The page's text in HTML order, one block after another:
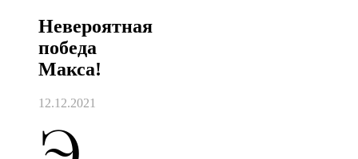
Невероятная
победа
Макса!
12.12.2021